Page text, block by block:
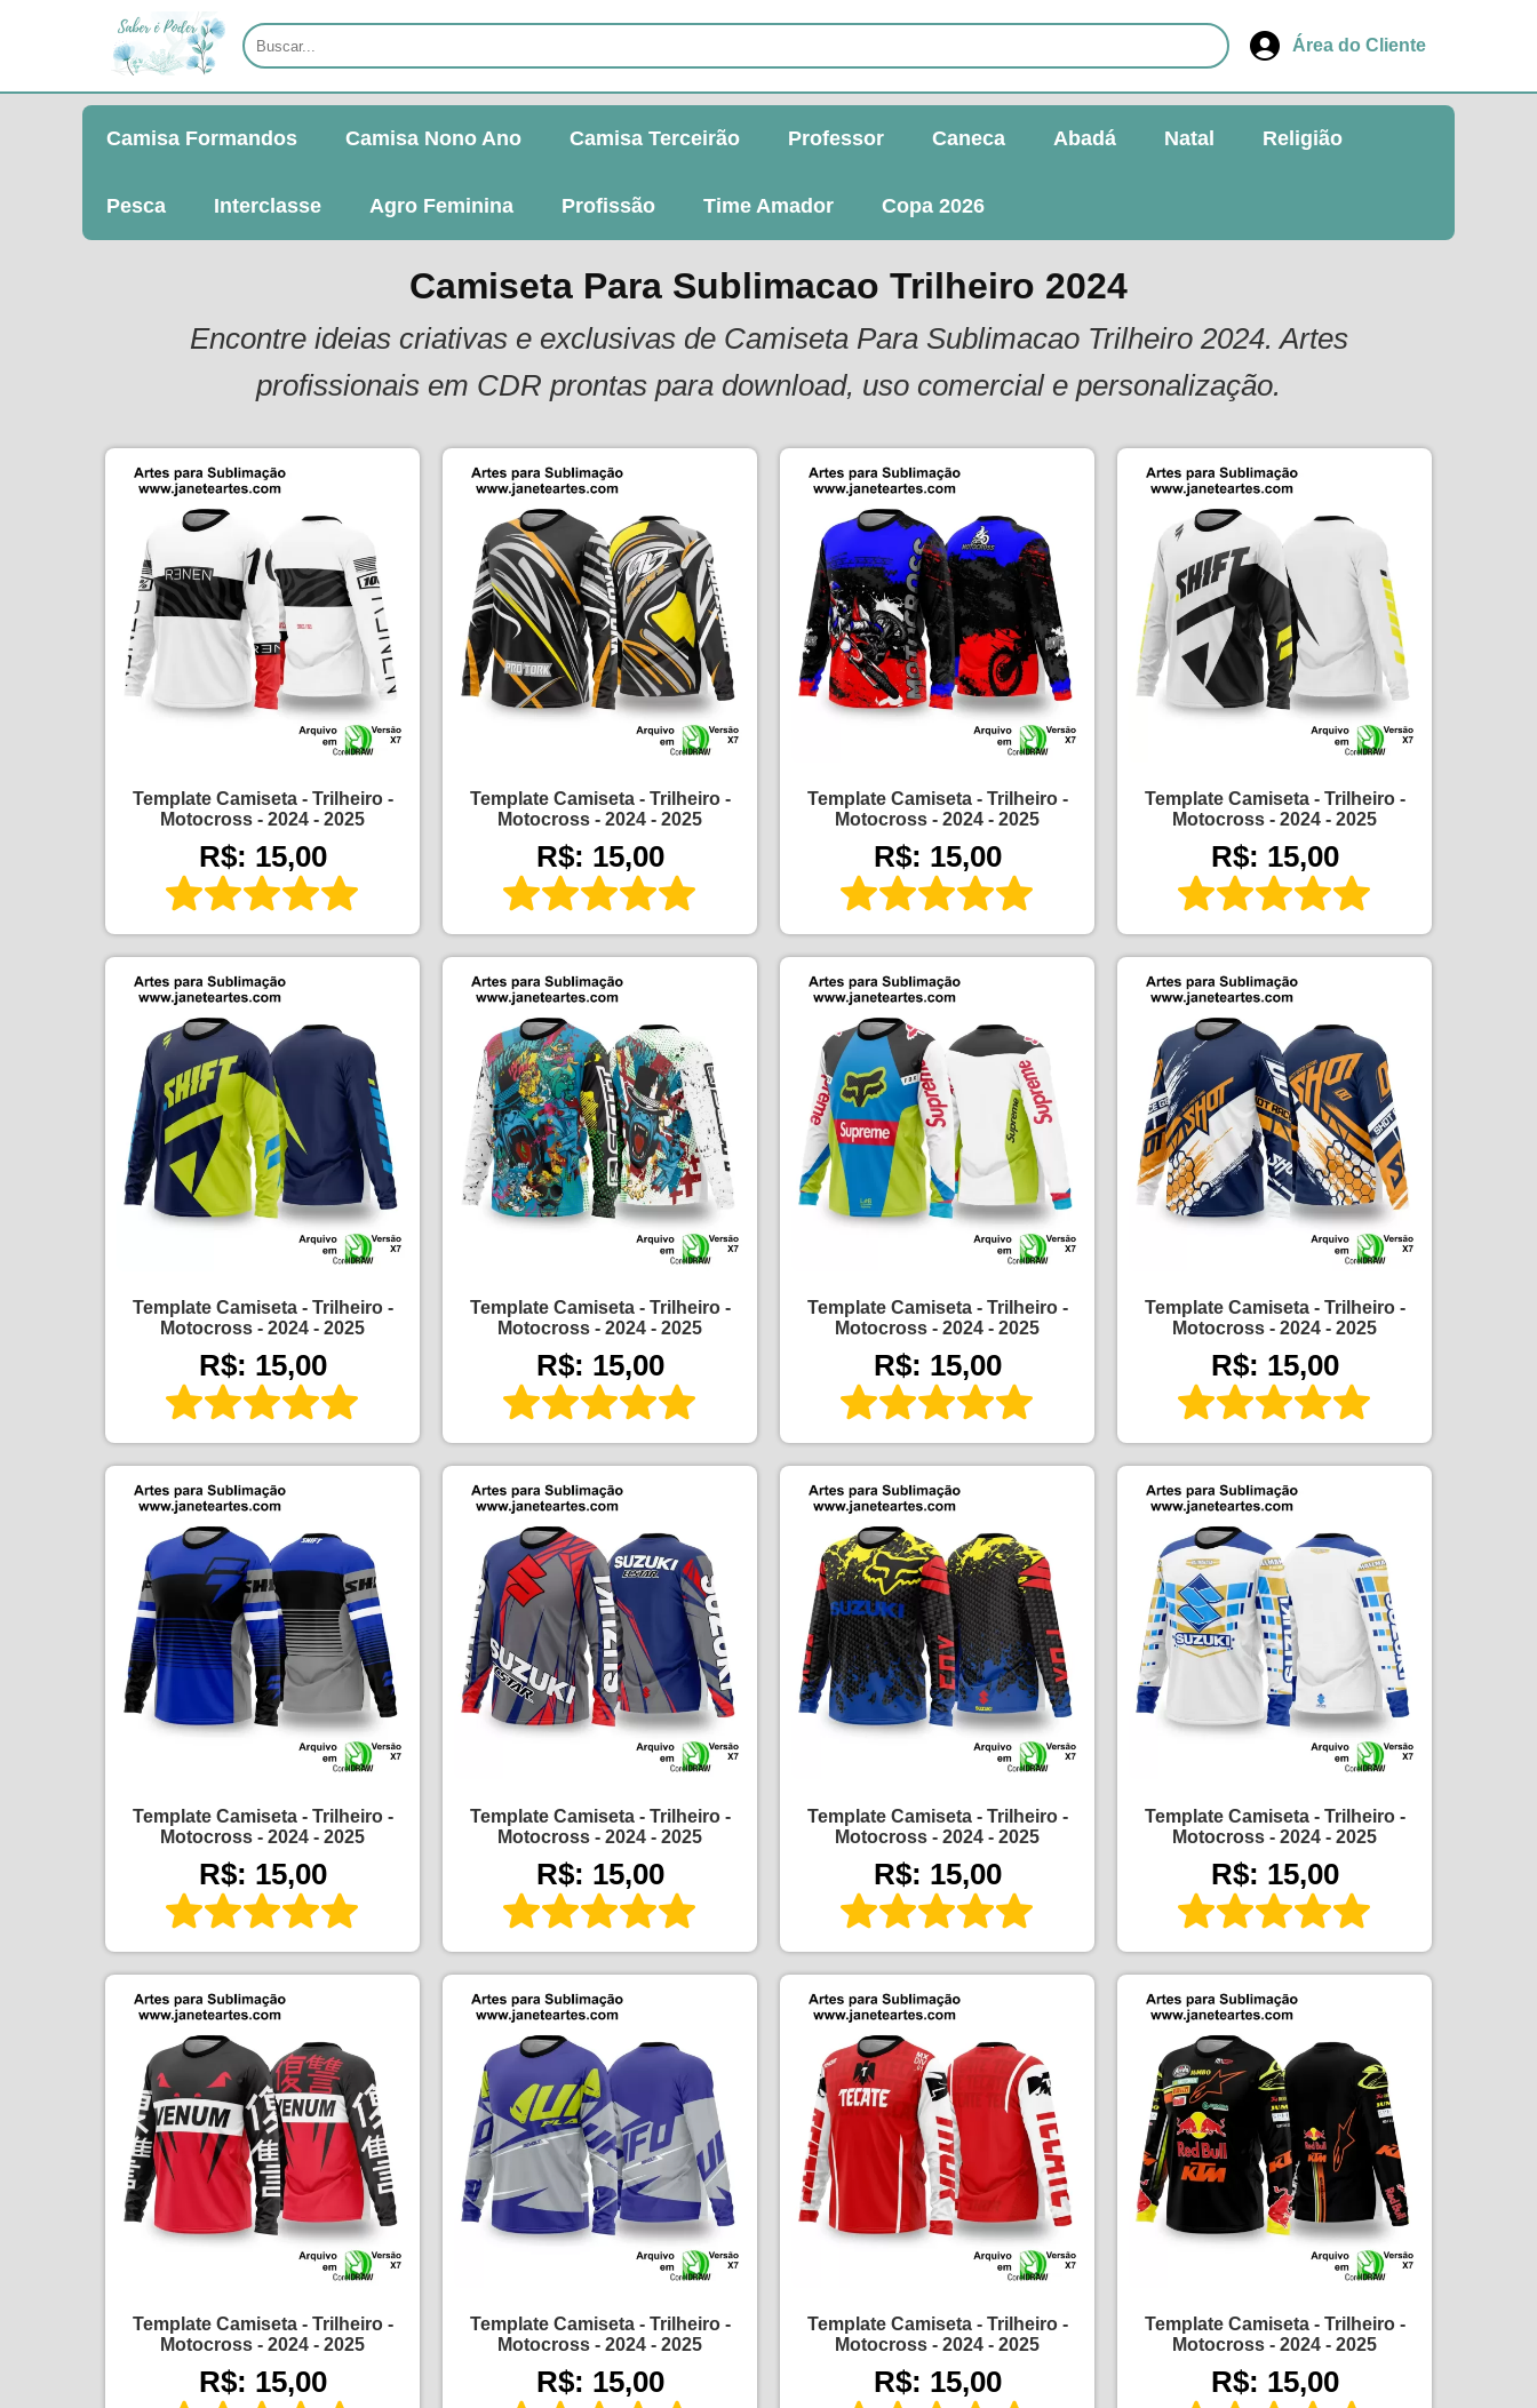
Área do Cliente
Camisa Formandos Camisa Nono Ano Camisa Terceirão Professor Caneca Abadá Natal Religião
Pesca Interclasse Agro Feminina Profissão Time Amador Copa 2026
Camiseta Para Sublimacao Trilheiro 2024
Encontre ideias criativas e exclusivas de Camiseta Para Sublimacao Trilheiro 2024. Artes
profissionais em CDR prontas para download, uso comercial e personalização.
Template Camiseta - Trilheiro -
Motocross - 2024 - 2025
R$: 15,00
Template Camiseta - Trilheiro -
Motocross - 2024 - 2025
R$: 15,00
Template Camiseta - Trilheiro -
Motocross - 2024 - 2025
R$: 15,00
Template Camiseta - Trilheiro -
Motocross - 2024 - 2025
R$: 15,00
Template Camiseta - Trilheiro -
Motocross - 2024 - 2025
R$: 15,00
Template Camiseta - Trilheiro -
Motocross - 2024 - 2025
R$: 15,00
Template Camiseta - Trilheiro -
Motocross - 2024 - 2025
R$: 15,00
Template Camiseta - Trilheiro -
Motocross - 2024 - 2025
R$: 15,00
Template Camiseta - Trilheiro -
Motocross - 2024 - 2025
R$: 15,00
Template Camiseta - Trilheiro -
Motocross - 2024 - 2025
R$: 15,00
Template Camiseta - Trilheiro -
Motocross - 2024 - 2025
R$: 15,00
Template Camiseta - Trilheiro -
Motocross - 2024 - 2025
R$: 15,00
Template Camiseta - Trilheiro -
Motocross - 2024 - 2025
R$: 15,00
Template Camiseta - Trilheiro -
Motocross - 2024 - 2025
R$: 15,00
Template Camiseta - Trilheiro -
Motocross - 2024 - 2025
R$: 15,00
Template Camiseta - Trilheiro -
Motocross - 2024 - 2025
R$: 15,00